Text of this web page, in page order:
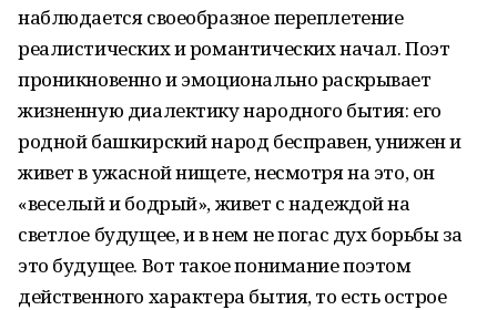
наблюдается своеобразное переплетение
реалистических и романтических начал. Поэт
проникновенно и эмоционально раскрывает
жизненную диалектику народного бытия: его
родной башкирский народ бесправен, унижен и
живет в ужасной нищете, несмотря на это, он
«веселый и бодрый», живет с надеждой на
светлое будущее, и в нем не погас дух борьбы за
это будущее. Вот такое понимание поэтом
действенного характера бытия, то есть острое